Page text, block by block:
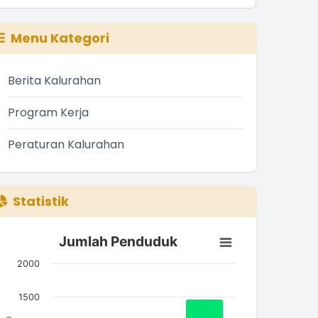
Menu Kategori
Berita Kalurahan
Program Kerja
Peraturan Kalurahan
Statistik
Jumlah Penduduk
Bar chart with 3 bars.
The chart has 1 X axis displaying categories.
Jumlah Penduduk
1500
2000